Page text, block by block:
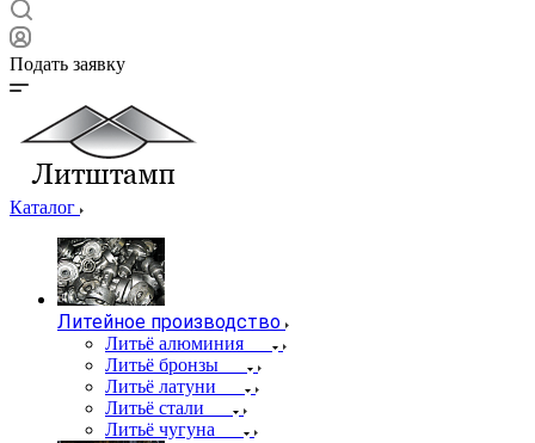
Подать заявку
Каталог
Литейное производство
Литьё алюминия
Литьё бронзы
Литьё латуни
Литьё стали
Литьё чугуна